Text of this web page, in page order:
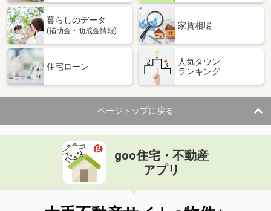
暮らしのデータ
(補助金・助成金情報)
家賃相場
住宅ローン
人気タウン
ランキング
ページトップに戻る
goo住宅・不動産
アプリ